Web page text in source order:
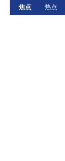
焦点 热点